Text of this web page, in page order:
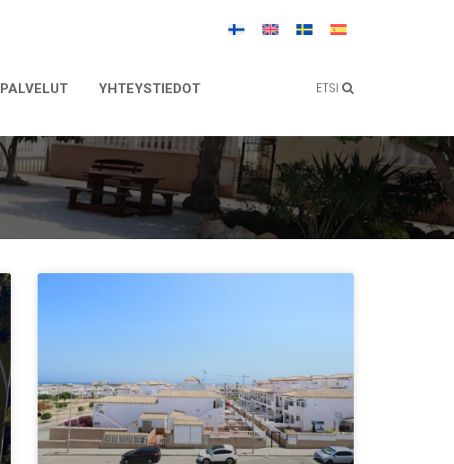
ETSI
PALVELUT YHTEYSTIEDOT